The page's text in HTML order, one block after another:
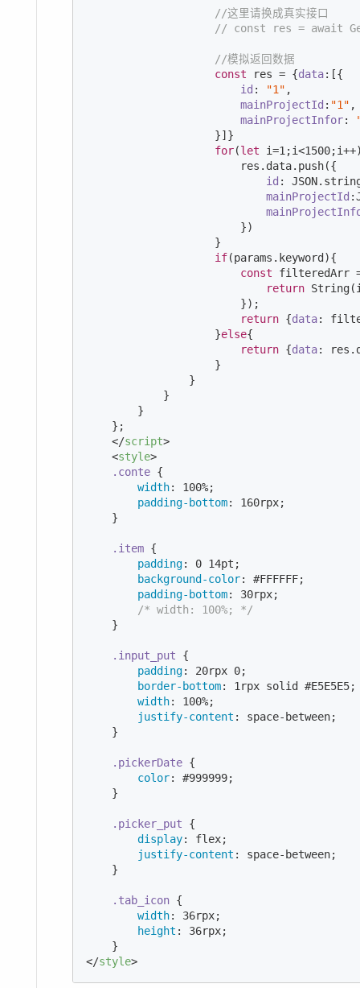
//这里请换成真实接口
// const res = await
//模拟返回数据
const res = {data:[{
id : "1" ,
mainProjectId : "1"
mainProjectInfor:
                    }]}
for(let i=1 ;i<1500
                        res.data.push({
id : JSON
mainProjectId :
                        })
                    }
if(params.keyword){
const filteredArr
return String
                        });
return {data:
                    }
else{
return {data:
                    }
                }
            }
        }
    };
</script>
<style>
.conte {
width: 100%;
padding-bottom: 160rpx;
    }
.item {
padding: 0 14pt ;
background-color: #FFFFFF;
padding-bottom: 30rpx;
/* width: 100%; */
    }
.input_put {
padding: 20rpx 0;
border-bottom: 1 rpx solid #E5E5E5;
width: 100%;
justify-content : space-between;
    }
.pickerDate {
color: #999999;
    }
.picker_put {
display: flex;
justify-content : space-between;
    }
.tab_icon {
width: 36rpx;
height : 36rpx;
</style>